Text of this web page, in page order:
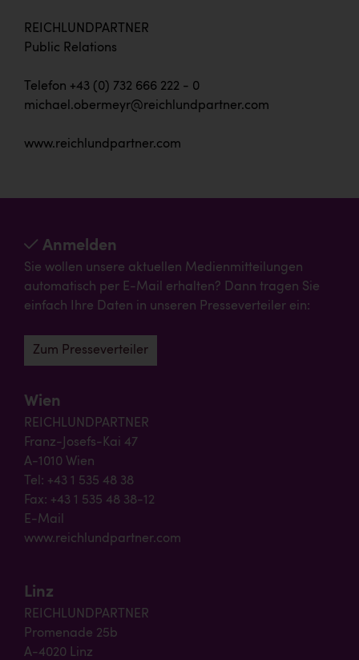
REICHLUNDPARTNER
Public Relations
Telefon +43 (0) 732 666 222 - 0
michael.obermeyr@reichlundpartner.com
www.reichlundpartner.com
Anmelden
Sie wollen unsere aktuellen Medienmitteilungen
automatisch per E-Mail erhalten? Dann tragen Sie
einfach Ihre Daten in unseren Presseverteiler ein:
Zum Presseverteiler
Wien
REICHLUNDPARTNER
Franz-Josefs-Kai 47
A-1010 Wien
Tel: +43 1 535 48 38
Fax: +43 1 535 48 38-12
E-Mail
www.reichlundpartner.com
Linz
REICHLUNDPARTNER
Promenade 25b
A-4020 Linz